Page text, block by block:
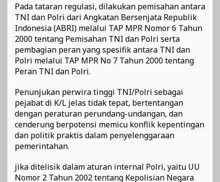
Pada tataran regulasi, dilakukan pemisahan antara
TNI dan Polri dari Angkatan Bersenjata Republik
Indonesia (ABRI) melalui TAP MPR Nomor 6 Tahun
2000 tentang Pemisahan TNI dan Polri serta
pembagian peran yang spesifik antara TNI dan
Polri melalui TAP MPR No 7 Tahun 2000 tentang
Peran TNI dan Polri.
Penunjukan perwira tinggi TNI/Polri sebagai
pejabat di K/L jelas tidak tepat, bertentangan
dengan peraturan perundang-undangan, dan
cenderung berpotensi memicu konflik kepentingan
dan politik praktis dalam penyelenggaraan
pemerintahan.
jika ditelisik dalam aturan internal Polri, yaitu UU
Nomor 2 Tahun 2002 tentang Kepolisian Negara